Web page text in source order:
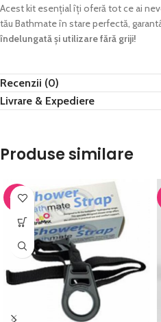
Acest kit esențial îți oferă tot ce ai
tău Bathmate în stare perfectă,
îndelungată și utilizare fără griji!
Recenzii (0)
Livrare & Expediere
Produse similare
-21%